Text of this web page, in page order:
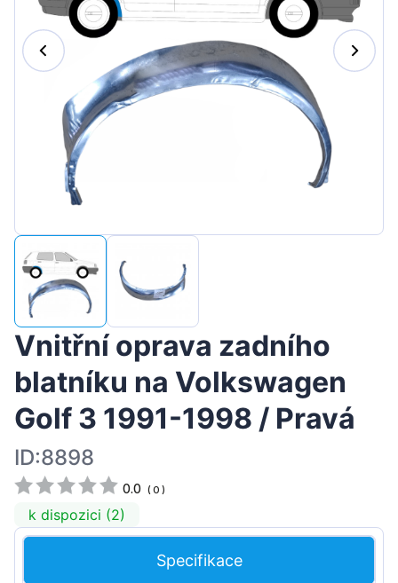
Magyar
Hrvatski
Vnitřní oprava zadního
blatníku na Volkswagen
Golf 3 1991-1998 / Pravá
ID:8898
0.0 (0 )
k dispozici (2)
Specifikace